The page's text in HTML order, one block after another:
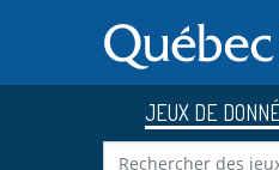
au
contenu
JEUX DE